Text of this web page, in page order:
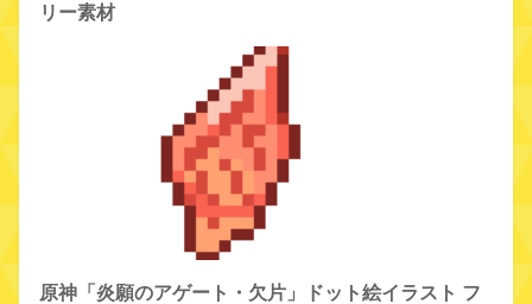
リー素材
原神「炎願のアゲート・欠片」ドット絵イラスト フ